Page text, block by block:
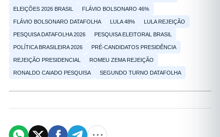
ELEIÇÕES 2026 BRASIL FLÁVIO BOLSONARO 46%
FLÁVIO BOLSONARO DATAFOLHA LULA 48% LULA REJEIÇÃO
PESQUISA DATAFOLHA 2026 PESQUISA ELEITORAL BRASIL
POLÍTICA BRASILEIRA 2026 PRÉ-CANDIDATOS PRESIDÊNCIA
REJEIÇÃO PRESIDENCIAL ROMEU ZEMA REJEIÇÃO
RONALDO CAIADO PESQUISA SEGUNDO TURNO DATAFOLHA